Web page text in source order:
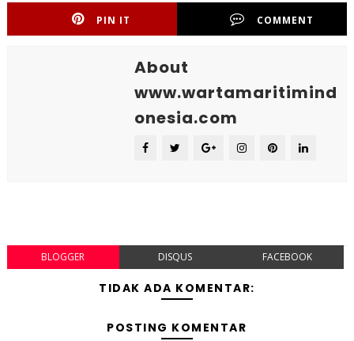
PIN IT COMMENT
About
www.wartamaritimind
onesia.com
BLOGGER DISQUS FACEBOOK
TIDAK ADA KOMENTAR:
POSTING KOMENTAR